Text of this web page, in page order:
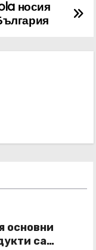
носия
основни
са